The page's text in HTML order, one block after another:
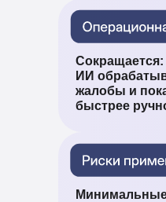
Сокращается:
ИИ
жалобы и
быстрее